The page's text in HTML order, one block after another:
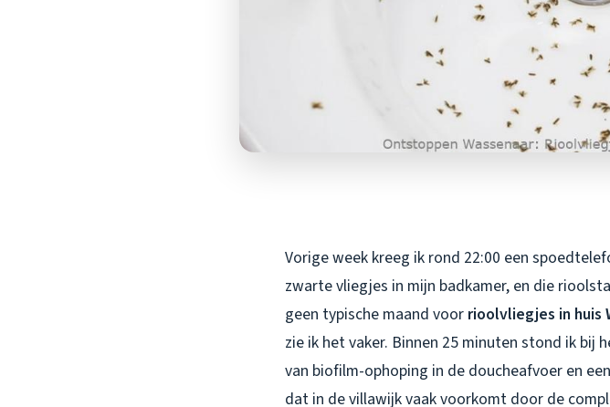
Vorige week kreeg ik rond 22:00 een
zwarte vliegjes in mijn badkamer, en die
geen typische maand voor rioolvliegjes in huis
zie ik het vaker. Binnen 25 minuten stond ik bij
van biofilm-ophoping in de doucheafvoer en
dat in de villawijk vaak voorkomt door de